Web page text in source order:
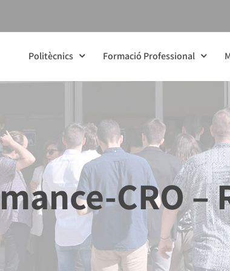
Politècnics Formació Professional
CRO –